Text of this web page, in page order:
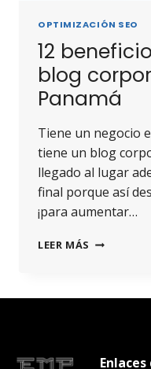
OPTIMIZACIÓN SEO
12
blog
Panamá
Tiene un negocio
tiene un blog
llegado al lugar
final porque así
¡para aumentar…
LEER MÁS
Enlaces